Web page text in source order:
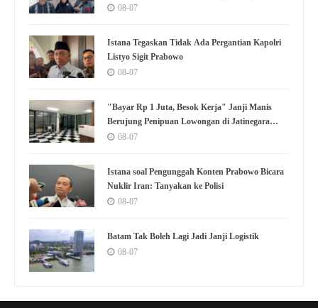
08-07
Istana Tegaskan Tidak Ada Pergantian Kapolri
Listyo Sigit Prabowo
08-07
"Bayar Rp 1 Juta, Besok Kerja" Janji Manis
Berujung Penipuan Lowongan di Jatinegara
Jaktim
08-07
Istana soal Pengunggah Konten Prabowo Bicara
Nuklir Iran: Tanyakan ke Polisi
08-07
Batam Tak Boleh Lagi Jadi Janji Logistik
08-07